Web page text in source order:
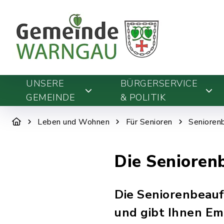
UNSERE
GEMEINDE
BÜRGERSERVICE
& POLITIK
Leben und Wohnen Für Senioren
Die
Die
und gibt Ihnen